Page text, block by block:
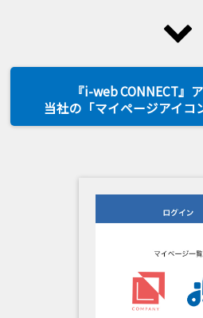
『i-web CONNECT』
当社の「マイページアイコ